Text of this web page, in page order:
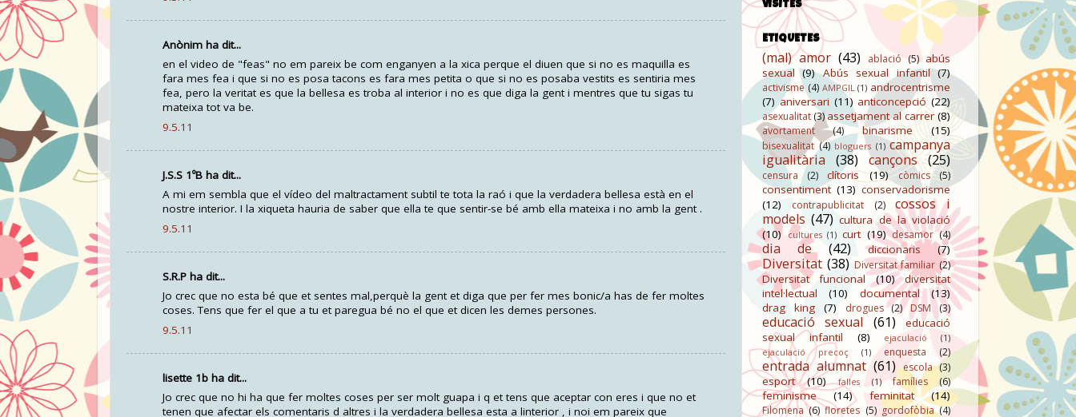
Anònim ha dit...
en el video de "feas" no em pareix be com enganyen a la xica perque el diuen que si no es maquilla es
fara mes fea i que si no es posa tacons es fara mes petita o que si no es posaba vestits es sentiria mes
fea, pero la veritat es que la bellesa es troba al interior i no es que diga la gent i mentres que tu sigas tu
mateixa tot va be.
9.5.11
J.S.S 1ºB ha dit...
A mi em sembla que el vídeo del maltractament subtil te tota la raó i que la verdadera bellesa està en el
nostre interior. I la xiqueta hauria de saber que ella te que sentir-se bé amb ella mateixa i no amb la gent .
9.5.11
S.R.P ha dit...
Jo crec que no esta bé que et sentes mal,perquè la gent et diga que per fer mes bonic/a has de fer moltes
coses. Tens que fer el que a tu et paregua bé no el que et dicen les demes persones.
9.5.11
lisette 1b ha dit...
Jo crec que no hi ha que fer moltes coses per ser molt guapa i q et tens que aceptar con eres i que no et
tenen que afectar els comentaris d altres i la verdadera bellesa esta a linterior , i noi em pareix que
VISITES
ETIQUETES
(mal) amor (43) ablació (5) abús
sexual (9) Abús sexual infantil (7)
activisme (4) AMPGIL (1) androcentrisme
(7) aniversari (11) anticoncepció (22)
asexualitat (3)assetjament al carrer (8)
avortament (4) binarisme (15)
bisexualitat (4) bloguers (1) campanya
igualitària
(38) cançons (25)
censura (2) clítoris (19) còmics (5)
consentiment (13) conservadorisme
(12)
contrapublicitat (2)
cossos i
models (47) cultura de la violació
(10) cultures (1) curt (19) desamor (4)
dia de (42) diccionaris (7)
Diversitat (38) Diversitat familiar (2)
Diversitat funcional (10)
diversitat
intel·lectual
(10) documental
(13)
drag king
(7) drogues (2) DSM (3)
educació sexual (61)
educació
sexual infantil
(8) ejaculació
(1)
ejaculació precoç
(1) enquesta (2)
entrada alumnat (61) escola (3)
esport (10) falles (1) famílies (6)
feminisme (14) feminitat (14)
Filomena (6) floretes (5) gordofòbia (4)